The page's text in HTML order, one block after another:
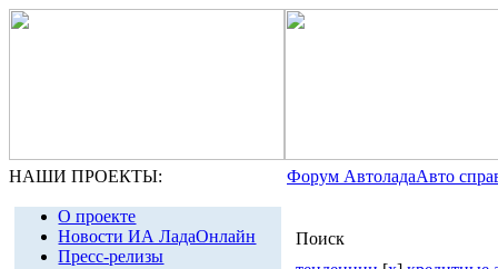
НАШИ ПРОЕКТЫ: Форум АвтоладаАвто
О проекте
Новости ИА ЛадаОнлайн
Пресс-релизы
Поиск